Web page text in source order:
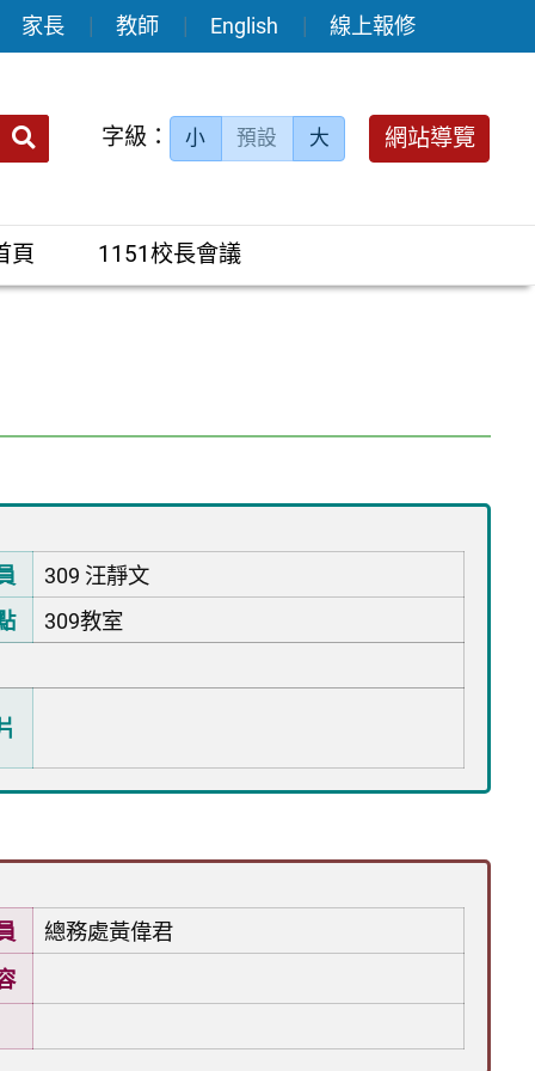
家長 教師 English 線上報修
送出 字級： 小 預設 大 網站導覽
頁 1151校長會議
309 汪靜文
309教室
總務處黃偉君